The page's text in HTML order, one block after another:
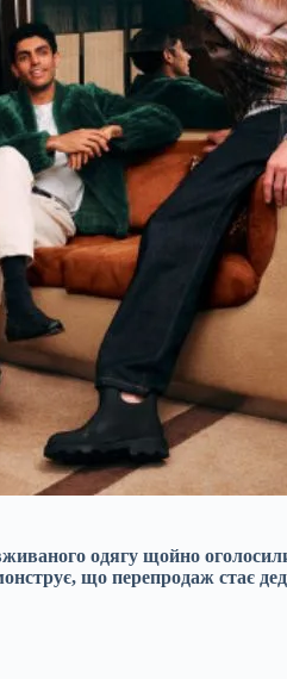
одягу щойно
що перепродаж стає